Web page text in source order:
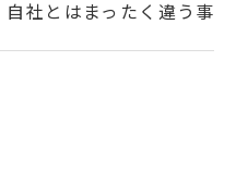
自社とはまったく違う事